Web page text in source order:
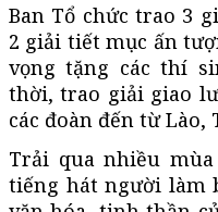
Ban Tổ chức trao 3
2 giải tiết mục ấn
vọng tặng các thí
thời, trao giải giao
các đoàn đến từ Lào,
Trải qua nhiều
tiếng hát người làm